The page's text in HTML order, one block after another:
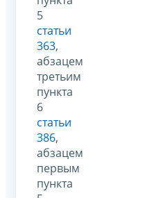
5
статьи
363,
абзацем
третьим
пункта
6
статьи
386,
абзацем
первым
пункта